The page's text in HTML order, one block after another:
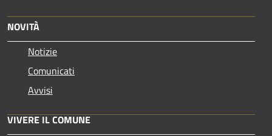
NOVITÀ
Notizie
Comunicati
Avvisi
VIVERE IL COMUNE